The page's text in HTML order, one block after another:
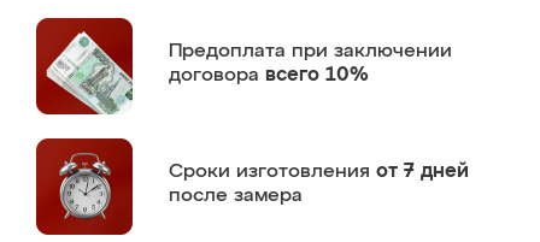
Предоплата при заключении
договора всего 10%
Сроки изготовления от 7 дней
после замера